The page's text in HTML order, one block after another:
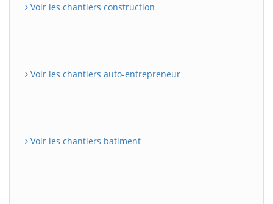
Voir les chantiers construction
Voir les chantiers auto-entrepreneur
Voir les chantiers batiment